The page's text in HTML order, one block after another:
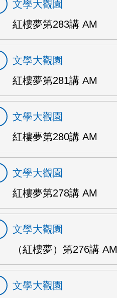
文學大觀園
紅樓夢第283講 AM
文學大觀園
紅樓夢第281講 AM
文學大觀園
紅樓夢第280講 AM
文學大觀園
紅樓夢第278講 AM
文學大觀園
（紅樓夢）第276講 AM
文學大觀園